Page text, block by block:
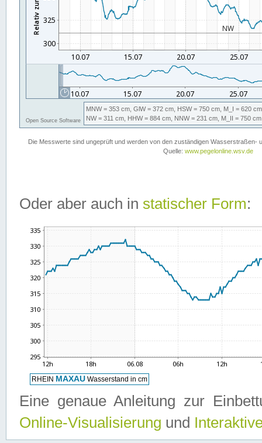
Oder aber auch in statischer Form:
Eine genaue Anleitung zur
Online-Visualisierung und